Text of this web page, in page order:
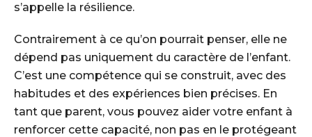
s’appelle la résilience.
Contrairement à ce qu’on pourrait penser, elle ne
dépend pas uniquement du caractère de l’enfant.
C’est une compétence qui se construit, avec des
habitudes et des expériences bien précises. En
tant que parent, vous pouvez aider votre enfant à
renforcer cette capacité, non pas en le protégeant